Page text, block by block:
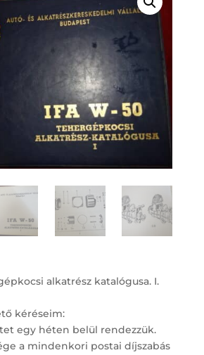
alkatrész katalógusa. I.
kéréseim:
egy héten belül rendezzük.
a mindenkori postai díjszabás